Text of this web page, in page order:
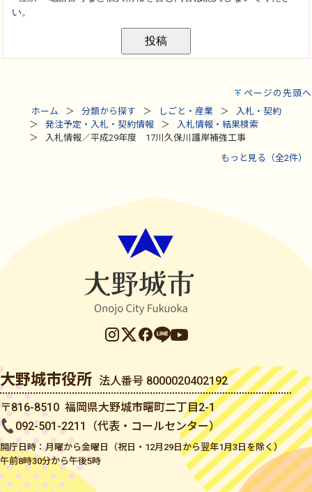
ページの先頭へ
ホーム
分類から探す しごと・産業
入札・契約
発注予定・入札・契約情報
入札情報・結果検索
入札情報／平成29年度 17川久保川護岸補強工事
もっと見る（全2件）
大野城市役所 法人番号 8000020402192
〒816-8510 福岡県大野城市曙町二丁目2-1
092-501-2211（代表・コールセンター）
開庁日時：月曜から金曜日（祝日・12月29日から翌年1月3日を除く）
午前8時30分から午後5時